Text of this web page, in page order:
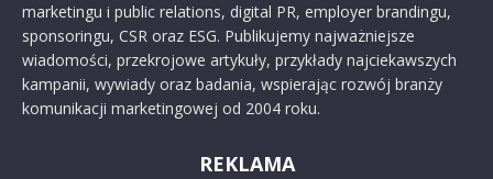
marketingu i public relations, digital PR, employer brandingu,
sponsoringu, CSR oraz ESG. Publikujemy najważniejsze
wiadomości, przekrojowe artykuły, przykłady najciekawszych
kampanii, wywiady oraz badania, wspierając rozwój branży
komunikacji marketingowej od 2004 roku.
REKLAMA